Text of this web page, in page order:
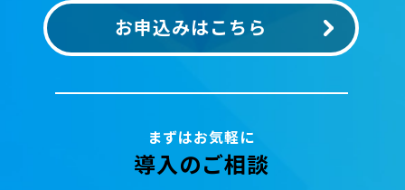
お申込みはこちら
まずはお気軽に
導入のご相談